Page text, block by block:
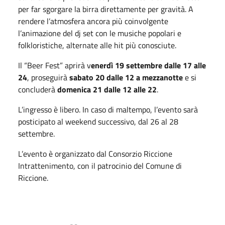
per far sgorgare la birra direttamente per gravità. A
rendere l’atmosfera ancora più coinvolgente
l’animazione del dj set con le musiche popolari e
folkloristiche, alternate alle hit più conosciute.
Il “Beer Fest” aprirà venerdì 19 settembre dalle 17 alle
24, proseguiràsabato 20 dalle 12 a mezzanottee si
concluderàdomenica 21 dalle 12 alle 22.
L’ingresso è libero. In caso di maltempo, l’evento sarà
posticipato al weekend successivo, dal 26 al 28
settembre.
L’evento è organizzato dal Consorzio Riccione
Intrattenimento, con il patrocinio del Comune di
Riccione.